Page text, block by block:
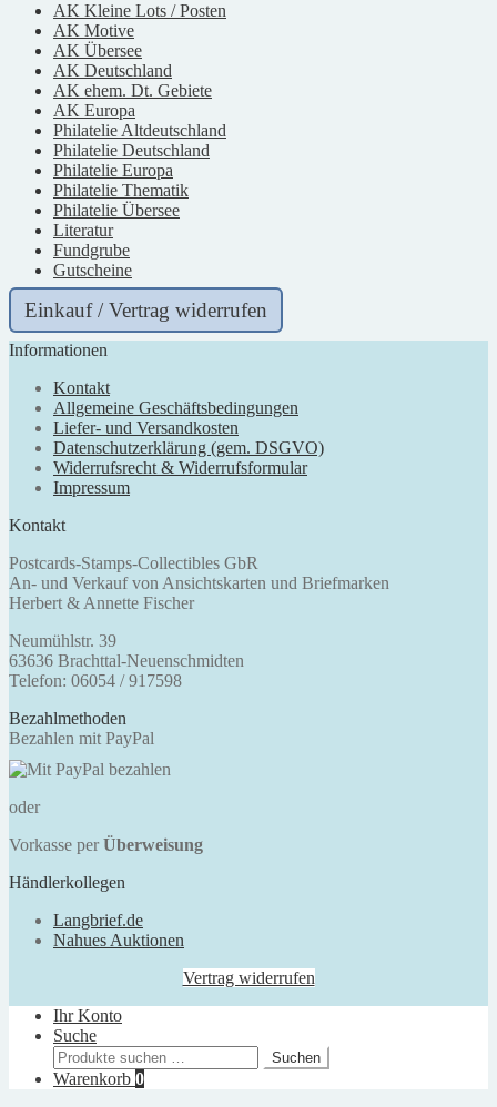
AK Kleine Lots / Posten
AK Motive
AK Übersee
AK Deutschland
AK ehem. Dt. Gebiete
AK Europa
Philatelie Altdeutschland
Philatelie Deutschland
Philatelie Europa
Philatelie Thematik
Philatelie Übersee
Literatur
Fundgrube
Gutscheine
Einkauf / Vertrag widerrufen
Informationen
Kontakt
Allgemeine Geschäftsbedingungen
Liefer- und Versandkosten
Datenschutzerklärung (gem. DSGVO)
Widerrufsrecht & Widerrufsformular
Impressum
Kontakt
Postcards-Stamps-Collectibles GbR
An- und Verkauf von Ansichtskarten und Briefmarken
Herbert & Annette Fischer
Neumühlstr. 39
63636 Brachttal-Neuenschmidten
Telefon: 06054 / 917598
Bezahlmethoden
Bezahlen mit PayPal
oder
Vorkasse per Überweisung
Händlerkollegen
Langbrief.de
Nahues Auktionen
Vertrag widerrufen
Ihr Konto
Suche
Suchen
nach:
Suchen
Warenkorb 0